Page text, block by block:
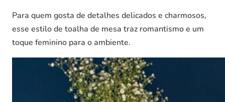
Para quem gosta de detalhes delicados e charmosos,
esse estilo de toalha de mesa traz romantismo e um
toque feminino para o ambiente.